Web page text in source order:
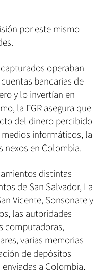
por este mismo
operaban
bancarias de
y lo invertían en
la FGR asegura que
del dinero percibido
informáticos, la
nexos en Colombia.
distintas
de San Salvador, La
Vicente, Sonsonate y
las autoridades
computadoras,
varias memorias
de depósitos